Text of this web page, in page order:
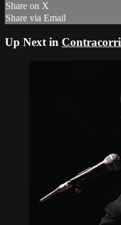
Share on X
Share via Email
Up Next in